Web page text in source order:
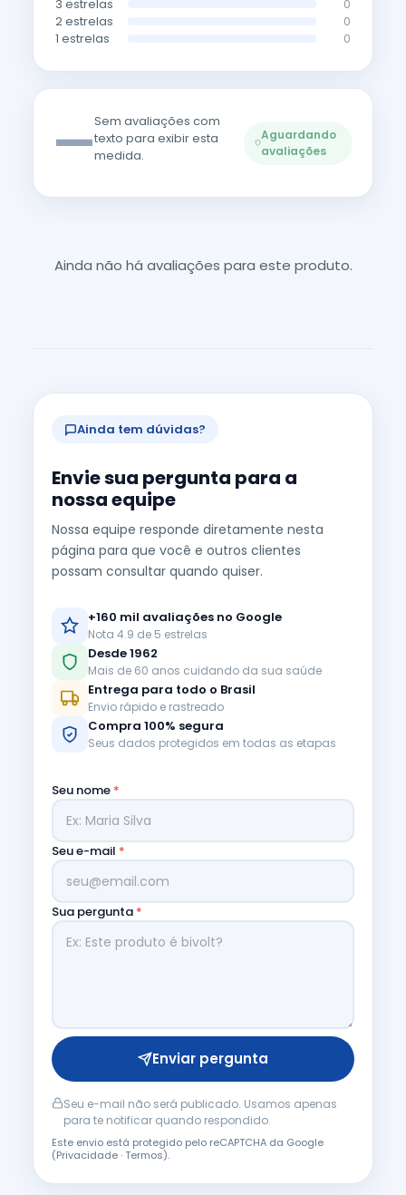
3 estrelas 0
2 estrelas 0
1 estrelas 0
—Sem avaliações com
texto para exibir esta
medida.
Aguardando
avaliações
Ainda não há avaliações para este produto.
Ainda tem dúvidas?
Envie sua pergunta para a
nossa equipe
Nossa equipe responde diretamente nesta
página para que você e outros clientes
possam consultar quando quiser.
+160 mil avaliações no Google
Nota 4.9 de 5 estrelas
Desde 1962
Mais de 60 anos cuidando da sua saúde
Entrega para todo o Brasil
Envio rápido e rastreado
Compra 100% segura
Seus dados protegidos em todas as etapas
Seu nome *
Seu e-mail *
Sua pergunta *
Enviar pergunta
Seu e-mail não será publicado. Usamos apenas
para te notificar quando respondido.
Este envio está protegido pelo reCAPTCHA da Google
(Privacidade·Termos).